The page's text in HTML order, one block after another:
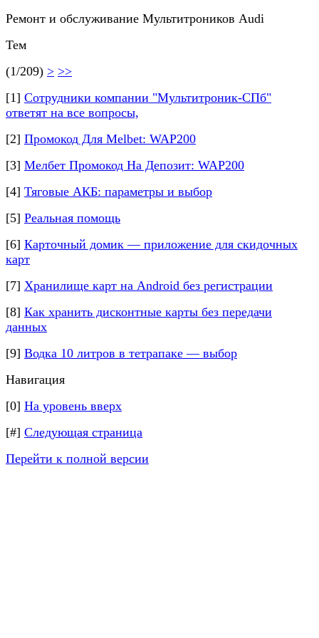
Ремонт и обслуживание Мультитроников Audi
Тем
(1/209) > >>
[1] Сотрудники компании "Мультитроник-СПб"
ответят на все вопросы,
[2] Промокод Для Melbet: WAP200
[3] Мелбет Промокод На Депозит: WAP200
[4] Тяговые АКБ: параметры и выбор
[5] Реальная помощь
[6] Карточный домик — приложение для скидочных
карт
[7] Хранилище карт на Android без регистрации
[8] Как хранить дисконтные карты без передачи
данных
[9] Водка 10 литров в тетрапаке — выбор
Навигация
[0] На уровень вверх
[#] Следующая страница
Перейти к полной версии